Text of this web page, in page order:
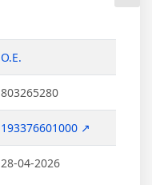
Ο.Ε.
803265280
193376601000 ↗
28-04-2026